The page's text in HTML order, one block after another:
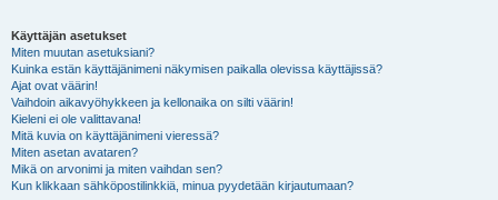
Käyttäjän asetukset
Miten muutan asetuksiani?
Kuinka estän käyttäjänimeni näkymisen paikalla olevissa käyttäjissä?
Ajat ovat väärin!
Vaihdoin aikavyöhykkeen ja kellonaika on silti väärin!
Kieleni ei ole valittavana!
Mitä kuvia on käyttäjänimeni vieressä?
Miten asetan avataren?
Mikä on arvonimi ja miten vaihdan sen?
Kun klikkaan sähköpostilinkkiä, minua pyydetään kirjautumaan?